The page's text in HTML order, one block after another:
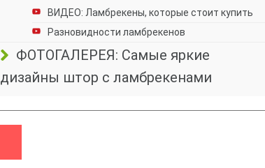
ВИДЕО: Ламбрекены, которые стоит купить
Разновидности ламбрекенов
ФОТОГАЛЕРЕЯ: Самые яркие
дизайны штор с ламбрекенами